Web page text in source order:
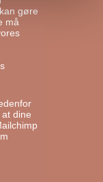
gøre
må
dine